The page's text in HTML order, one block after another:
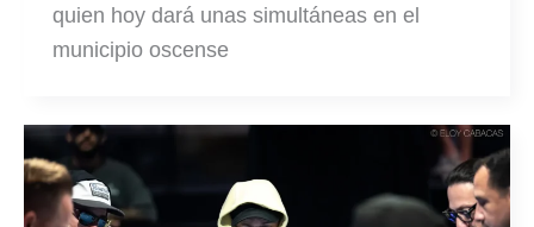
quien hoy dará unas simultáneas en el
municipio oscense